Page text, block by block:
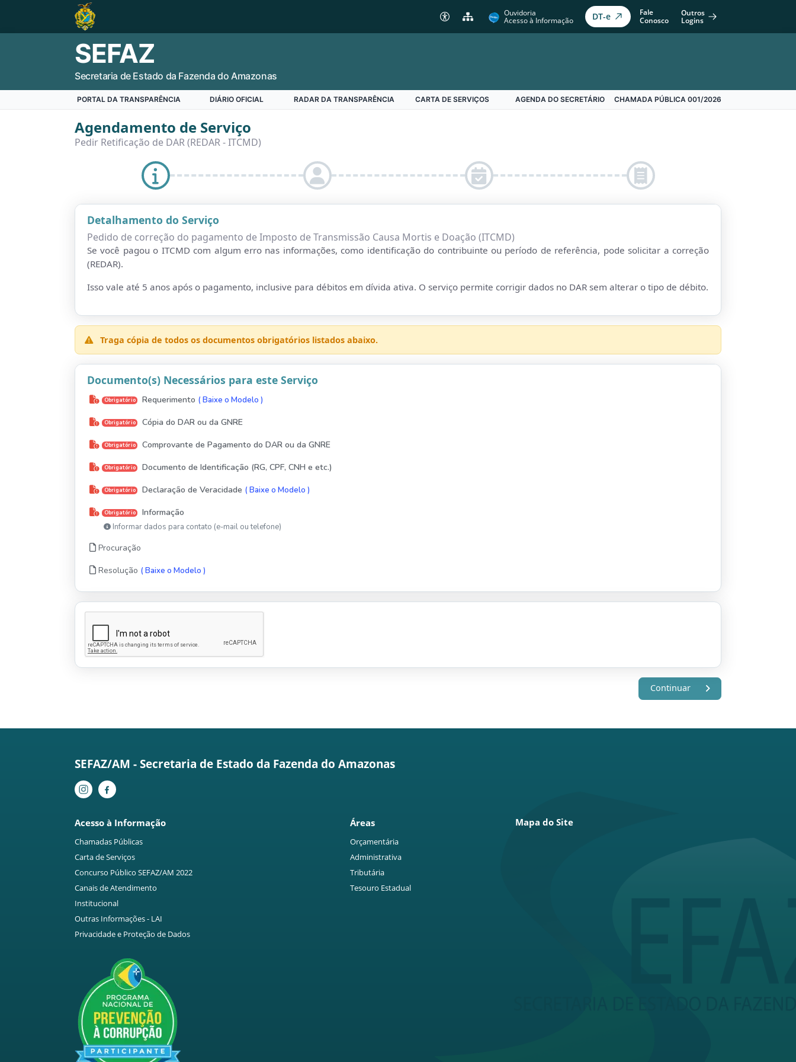
Ouvidoria
Acesso à Informação
DT-e
Fale
Conosco
Outros
Logins
SEFAZ
Secretaria de Estado da Fazenda do Amazonas
PORTAL DA TRANSPARÊNCIA DIÁRIO OFICIAL RADAR DA TRANSPARÊNCIA CARTA DE SERVIÇOS AGENDA DO SECRETÁRIO CHAMADA PÚBLICA 001/2026
Agendamento de Serviço
Pedir Retificação de DAR (REDAR - ITCMD)
Detalhamento do Serviço
Pedido de correção do pagamento de Imposto de Transmissão Causa Mortis e Doação (ITCMD)
Se você pagou o ITCMD com algum erro nas informações, como identificação do contribuinte ou período de referência, pode solicitar a correção
(REDAR).
Isso vale até 5 anos após o pagamento, inclusive para débitos em dívida ativa. O serviço permite corrigir dados no DAR sem alterar o tipo de débito.
Traga cópia de todos os documentos obrigatórios listados abaixo.
Documento(s) Necessários para este Serviço
Obrigatório Requerimento ( Baixe o Modelo )
Obrigatório Cópia do DAR ou da GNRE
Obrigatório Comprovante de Pagamento do DAR ou da GNRE
Obrigatório Documento de Identificação (RG, CPF, CNH e etc.)
Obrigatório Declaração de Veracidade ( Baixe o Modelo )
Obrigatório Informação
Informar dados para contato (e-mail ou telefone)
Procuração
Resolução ( Baixe o Modelo )
Continuar
SEFAZ/AM - Secretaria de Estado da Fazenda do Amazonas
Acesso à Informação
Chamadas Públicas
Carta de Serviços
Concurso Público SEFAZ/AM 2022
Canais de Atendimento
Institucional
Outras Informações - LAI
Privacidade e Proteção de Dados
Áreas
Orçamentária
Administrativa
Tributária
Tesouro Estadual
Mapa do Site